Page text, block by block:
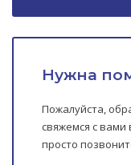
Нужна
Пожалуйста,
свяжемся с
просто